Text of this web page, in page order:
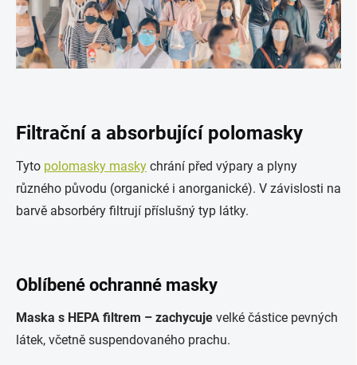
Filtrační a absorbující polomasky
Tyto polomasky masky chrání před výpary a plyny
různého původu (organické i anorganické). V závislosti na
barvě absorbéry filtrují příslušný typ látky.
Oblíbené ochranné masky
Maska s HEPA filtrem – zachycuje velké částice pevných
látek, včetně suspendovaného prachu.